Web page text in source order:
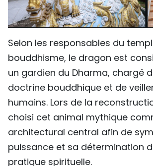
Selon les responsables du
bouddhisme, le dragon est
un gardien du Dharma, chargé
doctrine bouddhique et de
humains. Lors de la
choisi cet animal mythique
architectural central afin de
puissance et sa détermination
pratique spirituelle.